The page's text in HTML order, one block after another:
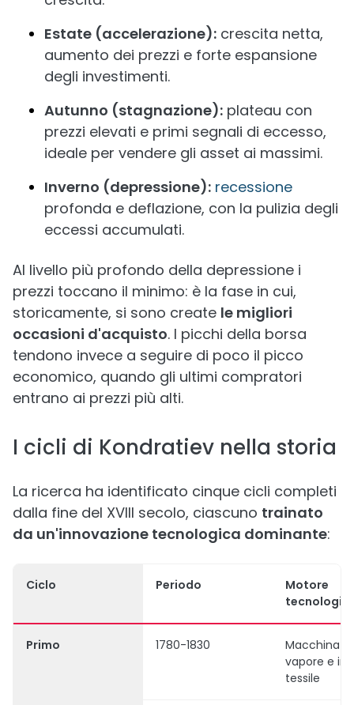
Estate (accelerazione): crescita netta,
aumento dei prezzi e forte espansione
degli investimenti.
Autunno (stagnazione): plateau con
prezzi elevati e primi segnali di eccesso,
ideale per vendere gli asset ai massimi.
Inverno (depressione): recessione
profonda e deflazione, con la pulizia degli
eccessi accumulati.
Al livello più profondo della depressione i
prezzi toccano il minimo: è la fase in cui,
storicamente, si sono create le migliori
occasioni d'acquisto. I picchi della borsa
tendono invece a seguire di poco il picco
economico, quando gli ultimi compratori
entrano ai prezzi più alti.
I cicli di Kondratiev nella storia
La ricerca ha identificato cinque cicli completi
dalla fine del XVIII secolo, ciascuno trainato
da un'innovazione tecnologica dominante:
Ciclo Periodo
Motore
Primo 1780-1830
Macchina a
vapore e
tessile